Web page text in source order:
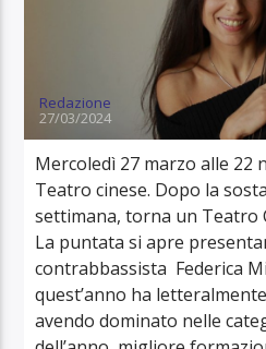
Redazione
27/03/2024
Mercoledì 27 marzo alle 22
Teatro cinese. Dopo la
settimana, torna un Teatro
La puntata si apre
contrabbassista Federica
quest’anno ha
avendo dominato nelle